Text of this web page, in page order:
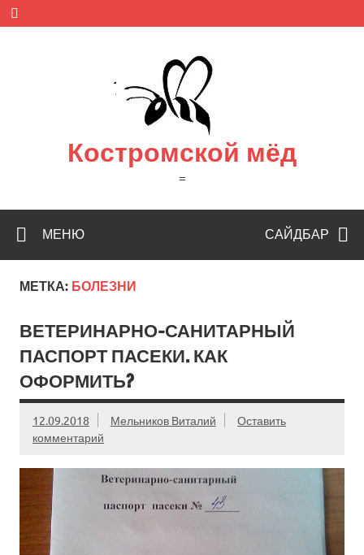
Skip
content
Костромской мёд
=
САЙДБАР
МЕНЮ
МЕТКА: БОЛЕЗНИ
ВЕТЕРИНАРНО-САНИТАРНЫЙ
ПАСПОРТ ПАСЕКИ. КАК
ОФОРМИТЬ?
12.09.2018 Мельников Виталий
Оставить
комментарий